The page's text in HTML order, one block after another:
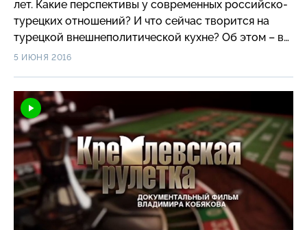
лет. Какие перспективы у современных российско-
турецких отношений? И что сейчас творится на
турецкой внешнеполитической кухне? Об этом – в
двухсерийном фильме Романа Соболя «Турецкая
5 ИЮНЯ 2016